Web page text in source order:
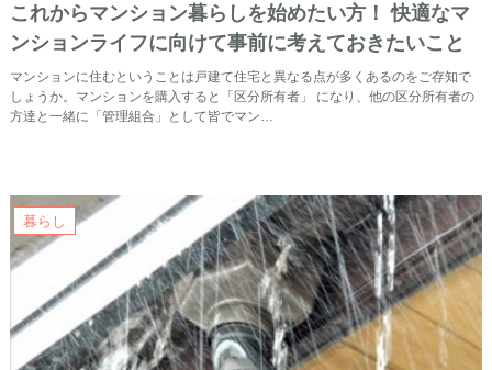
これからマンション暮らしを始めたい方！ 快適なマ
ンションライフに向けて事前に考えておきたいこと
マンションに住むということは戸建て住宅と異なる点が多くあるのをご存知で
しょうか。マンションを購入すると「区分所有者」 になり、他の区分所有者の
方達と一緒に「管理組合」として皆でマン…
暮らし